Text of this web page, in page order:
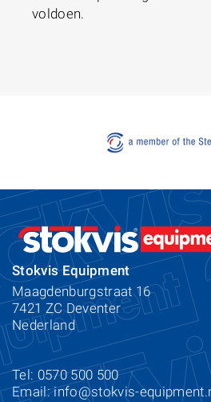
voldoen.
Stokvis Equipment
Maagdenburgstraat 16
7421 ZC Deventer
Nederland
Tel: 0570 500 500
Email:info@stokvis-